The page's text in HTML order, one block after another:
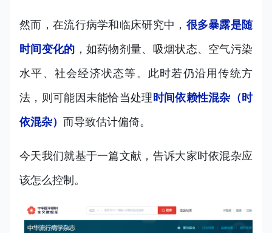
然而，在流行病学和临床研究中， 很多暴露是随
时间变化的 ，如药物剂量、吸烟状态、空气污染
水平、社会经济状态等。此时若仍沿用传统方
法，则可能因未能恰当处理 时间依赖性混杂（时
依混杂） 而导致估计偏倚。
今天我们就基于一篇文献，告诉大家时依混杂应
该怎么控制。